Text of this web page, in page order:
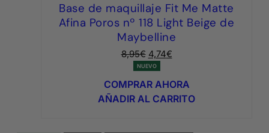
Base de maquillaje Fit Me Matte
Afina Poros nº 118 Light Beige de
Maybelline
8,95€ El
precio
original
era:
8,95€.
4,74€El
actual
es:
4,74€.
NUEVO
COMPRAR AHORA
AÑADIR AL CARRITO